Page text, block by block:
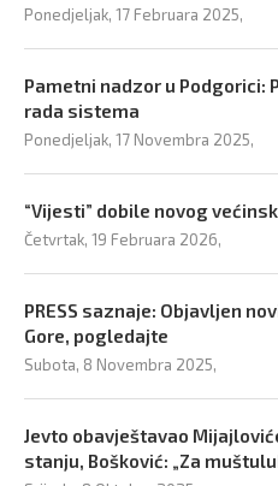
Ponedjeljak, 17 Februara 2025,
Pametni nadzor u Podgorici:
rada sistema
Ponedjeljak, 17 Novembra 2025,
“Vijesti” dobile novog
Četvrtak, 19 Februara 2026,
PRESS saznaje: Objavljen
Gore, pogledajte
Subota, 8 Novembra 2025,
Jevto obavještavao
stanju, Bošković: „Za